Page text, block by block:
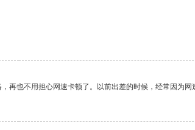
也不用担心网速卡顿了。以前出差的时候，经常因为